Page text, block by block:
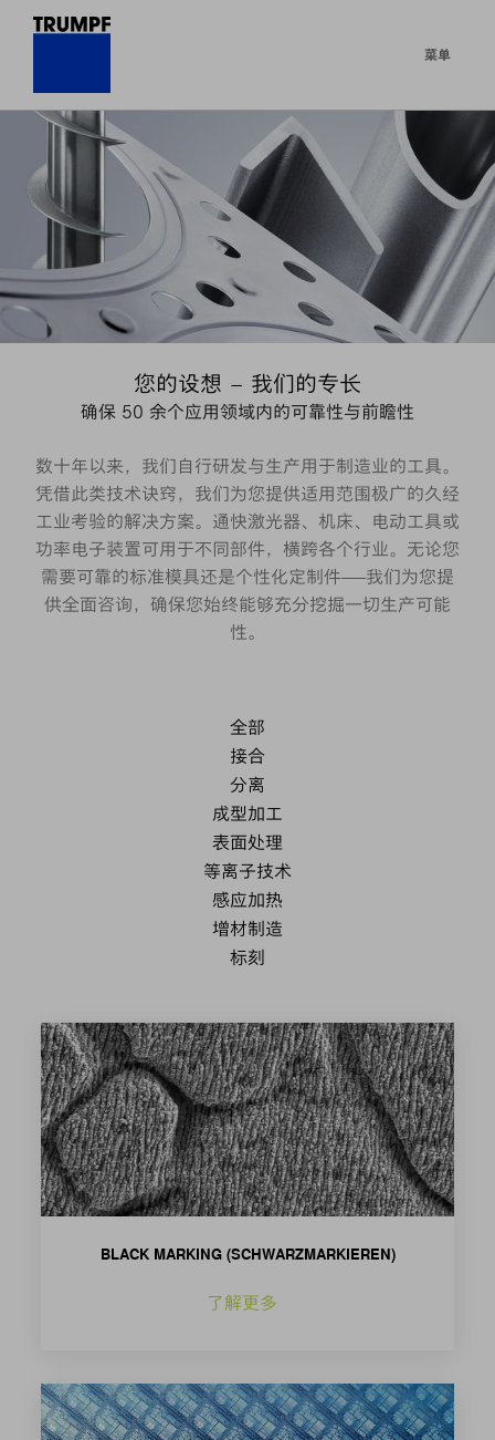
菜单
您的设想 – 我们的专长
确保 50 余个应用领域内的可靠性与前瞻性
数十年以来，我们自行研发与生产用于制造业的工具。
凭借此类技术诀窍，我们为您提供适用范围极广的久经
工业考验的解决方案。通快激光器、机床、电动工具或
功率电子装置可用于不同部件，横跨各个行业。无论您
需要可靠的标准模具还是个性化定制件——我们为您提
供全面咨询，确保您始终能够充分挖掘一切生产可能
性。
BLACK MARKING (SCHWARZMARKIEREN)
了解更多